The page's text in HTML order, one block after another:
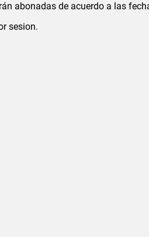
abonadas de acuerdo a las
sesion.